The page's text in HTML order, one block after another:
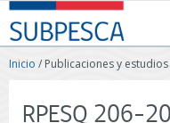
Contenido
principal
SUBPESCA
-
Subsecretaría
Inicio / Publicaciones y
RPESQ 206-